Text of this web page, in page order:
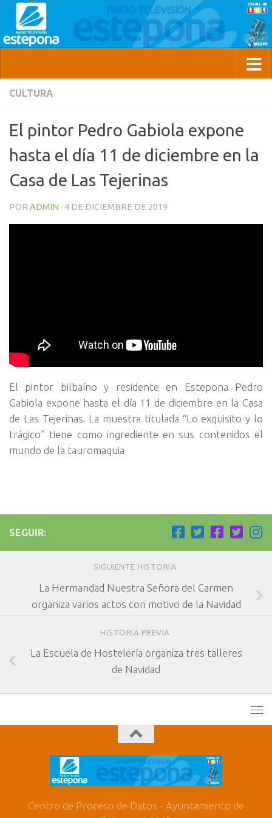
CULTURA
El pintor Pedro Gabiola expone
hasta el día 11 de diciembre en la
Casa de Las Tejerinas
POR ADMIN · 4 DE DICIEMBRE DE 2019
El pintor bilbaíno y residente en Estepona Pedro
Gabiola expone hasta el día 11 de diciembre en la Casa
de Las Tejerinas. La muestra titulada “Lo exquisito y lo
trágico” tiene como ingrediente en sus contenidos el
mundo de la tauromaquia
SEGUIR:
SIGUIENTE HISTORIA
La Hermandad Nuestra Señora del Carmen
organiza varios actos con motivo de la Navidad
HISTORIA PREVIA
La Escuela de Hostelería organiza tres talleres
de Navidad
Centro de Proceso de Datos - Ayuntamiento de